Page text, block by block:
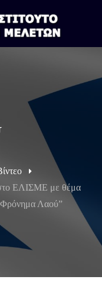
στο ΕΛΙΣΜΕ με θέμα
Λαού”